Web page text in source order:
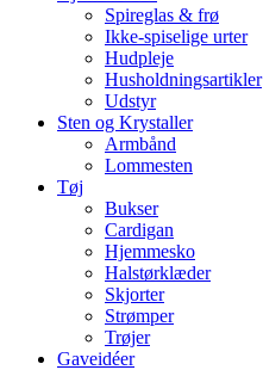
Spireglas & frø
Ikke-spiselige urter
Hudpleje
Husholdningsartikler
Udstyr
Sten og Krystaller
Armbånd
Lommesten
Tøj
Bukser
Cardigan
Hjemmesko
Halstørklæder
Skjorter
Strømper
Trøjer
Gaveidéer